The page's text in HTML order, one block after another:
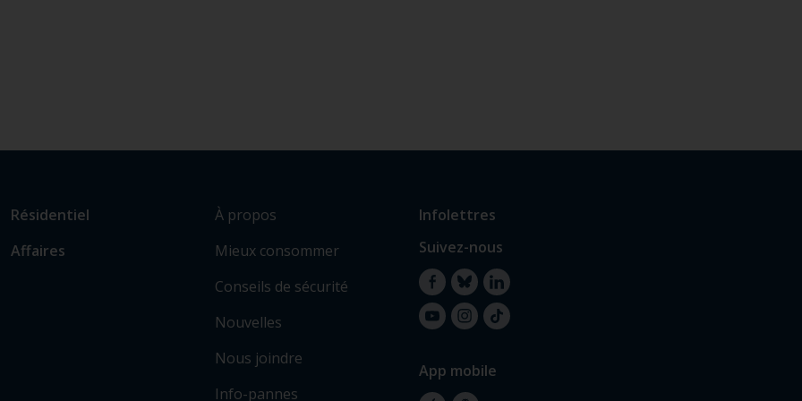
Lien
les
Résidentiel
Affaires
L
e
n
e
s
c
À propos
Mieux consommer
Conseils de sécurité
Nouvelles
Nous joindre
Info-pannes
Infolettres
Suivez-nous
FacebookBlueskyLinkedIn
App mobile